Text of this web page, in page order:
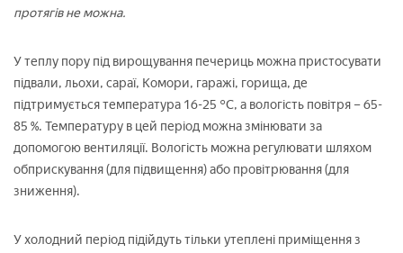
протягів не можна.
У теплу пору під вирощування печериць можна пристосувати
підвали, льохи, сараї, Комори, гаражі, горища, де
підтримується температура 16-25 °C, а вологість повітря – 65-
85 %. Температуру в цей період можна змінювати за
допомогою вентиляції. Вологість можна регулювати шляхом
обприскування (для підвищення) або провітрювання (для
зниження).
У холодний період підійдуть тільки утеплені приміщення з